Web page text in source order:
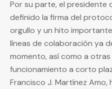
Por su parte, el presidente
definido la firma del
orgullo y un hito
líneas de colaboración ya
momento, así como a
funcionamiento a corto
Francisco J. Martínez